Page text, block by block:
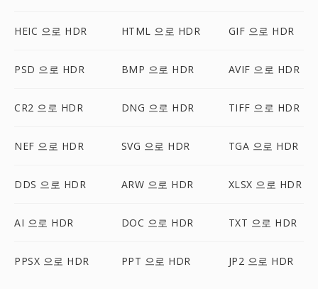
HEIC 으로 HDR HTML 으로 HDR GIF 으로 HDR
PSD 으로 HDR BMP 으로 HDR AVIF 으로 HDR
CR2 으로 HDR DNG 으로 HDR TIFF 으로 HDR
NEF 으로 HDR SVG 으로 HDR TGA 으로 HDR
DDS 으로 HDR ARW 으로 HDR XLSX 으로 HDR
AI 으로 HDR DOC 으로 HDR TXT 으로 HDR
PPSX 으로 HDR PPT 으로 HDR JP2 으로 HDR